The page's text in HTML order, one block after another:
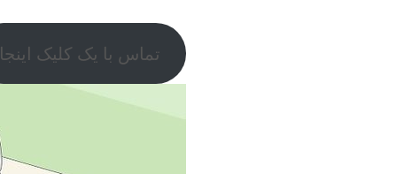
تماس با یک کلیک اینجا